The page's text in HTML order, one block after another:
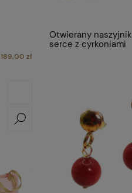
189,00 zł
Otwierany naszyjnik
serce z cyrkoniami